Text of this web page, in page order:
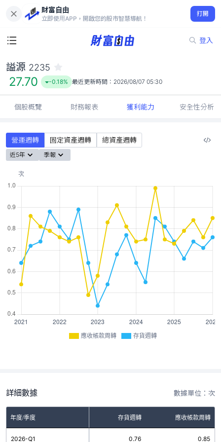
財富自由
立即使用APP，開啟您的股市智慧導航！
打開
登入
27.70
-0.18%
謚源 2235
27.70 -0.18% 最近更新時間： 2026/08/07 05:30
個股概覽 財務報表 獲利能力 安全性分析
營運週轉 固定資產週轉 總資產週轉
近5年 季報
應收帳款周轉 存貨週轉
詳細數據 數據單位：次
年度/季度 存貨週轉 應收帳款周轉
2026-Q1 0.76 0.85